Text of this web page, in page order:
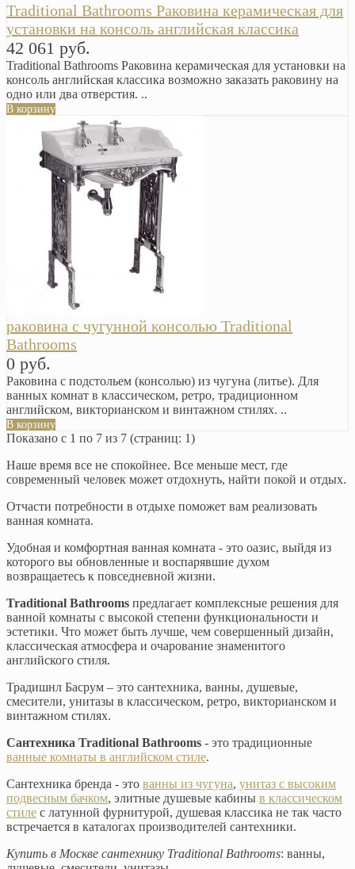
Traditional Bathrooms Раковина керамическая для
установки на консоль английская классика
42 061 руб.
Traditional Bathrooms Раковина керамическая для установки на
консоль английская классика возможно заказать раковину на
одно или два отверстия. ..
В корзину
раковина с чугунной консолью Traditional
Bathrooms
0 руб.
Раковина с подстольем (консолью) из чугуна (литье). Для
ванных комнат в классическом, ретро, традиционном
английском, викторианском и винтажном стилях. ..
В корзину
Показано с 1 по 7 из 7 (страниц: 1)
Наше время все не спокойнее. Все меньше мест, где
современный человек может отдохнуть, найти покой и отдых.
Отчасти потребности в отдыхе поможет вам реализовать
ванная комната.
Удобная и комфортная ванная комната - это оазис, выйдя из
которого вы обновленные и воспарявшие духом
возвращаетесь к повседневной жизни.
Traditional Bathrooms предлагает комплексные решения для
ванной комнаты с высокой степени функциональности и
эстетики. Что может быть лучше, чем совершенный дизайн,
классическая атмосфера и очарование знаменитого
английского стиля.
Традишнл Басрум – это сантехника, ванны, душевые,
смесители, унитазы в классическом, ретро, викторианском и
винтажном стилях.
Сантехника Traditional Bathrooms - это традиционные
ванные комнаты в английском стиле.
Сантехника бренда - это ванны из чугуна, унитаз с высоким
подвесным бачком, элитные душевые кабины в классическом
стиле с латунной фурнитурой, душевая классика не так часто
встречается в каталогах производителей сантехники.
Купить в Москве сантехнику Traditional Bathrooms: ванны,